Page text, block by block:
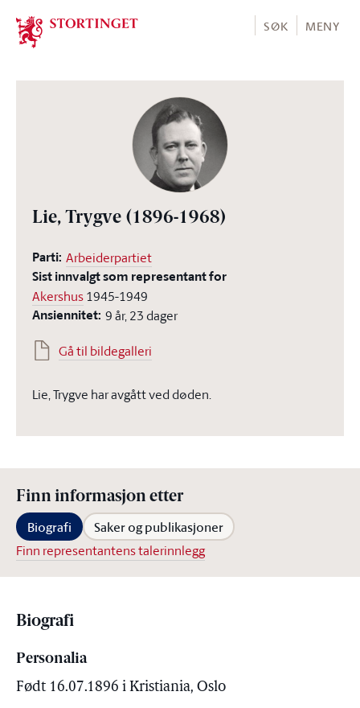
Stortinget.no
SØK MENY
Lie, Trygve (1896-1968)
Parti: Arbeiderpartiet
Sist innvalgt som representant for
Akershus1945-1949
Ansiennitet: 9 år, 23 dager
Gå til bildegalleri
Lie, Trygve har avgått ved døden.
Finn informasjon etter
Biografi Saker og publikasjoner
Finn representantens talerinnlegg
Biografi
Personalia
Født 16.07.1896 i Kristiania, Oslo